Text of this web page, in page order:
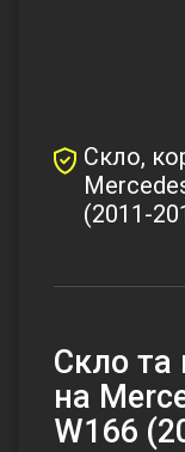
Скло,
(2011-
Cкло
на
W166